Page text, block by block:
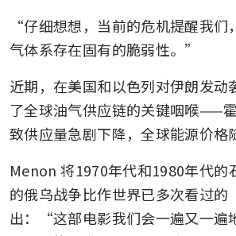
“仔细想想，当前的危机提醒我们
气体系存在固有的脆弱性。”
近期，在美国和以色列对伊朗发动
了全球油气供应链的关键咽喉——
致供应量急剧下降，全球能源价格
Menon 将1970年代和1980年代的
的俄乌战争比作世界已多次看过
出：“这部电影我们会一遍又一遍